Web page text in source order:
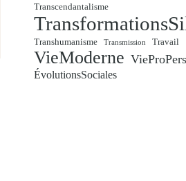
Transcendantalisme
Transhumanisme Transmission Travail
VieModerne
ÉvolutionsSociales